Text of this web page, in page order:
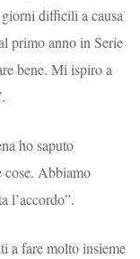
difficili a causa
primo anno in Serie
bene. Mi ispiro a
ho saputo
cose. Abbiamo
l’accordo”.
a fare molto insieme